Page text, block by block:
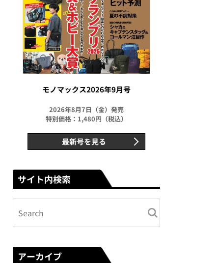
モノマックス2026年9月号
2026年8月7日（金）発売
特別価格：1,480円（税込）
最新号を見る
サイト内検索
アーカイブ